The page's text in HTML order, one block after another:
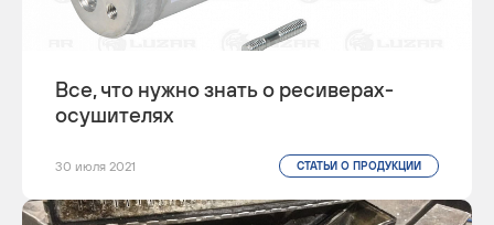
Все, что нужно знать о ресиверах-
осушителях
30 июля 2021 СТАТЬИ О ПРОДУКЦИИ